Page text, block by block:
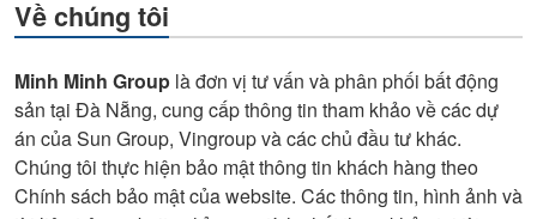
chính
Về chúng tôi
Minh Minh Group là đơn vị tư vấn và phân phối bất động
sản tại Đà Nẵng, cung cấp thông tin tham khảo về các dự
án của Sun Group, Vingroup và các chủ đầu tư khác.
Chúng tôi thực hiện bảo mật thông tin khách hàng theo
Chính sách bảo mật của website. Các thông tin, hình ảnh và